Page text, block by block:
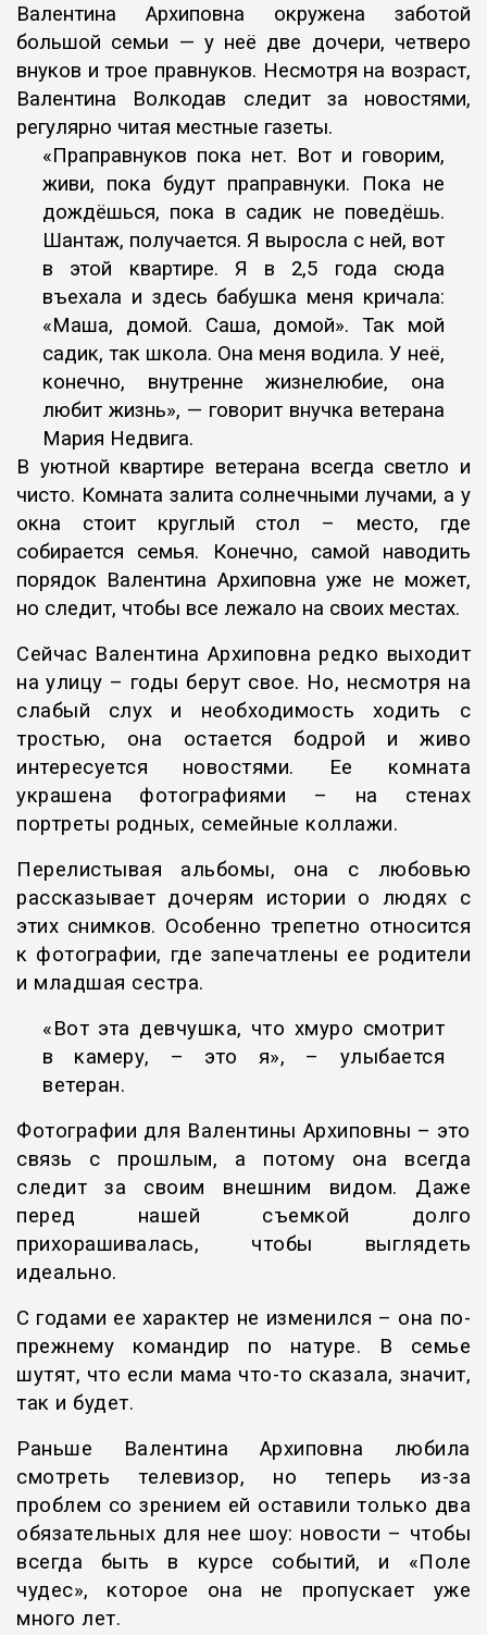
Валентина Архиповна окружена заботой
большой семьи — у неё две дочери, четверо
внуков и трое правнуков. Несмотря на возраст,
Валентина Волкодав следит за новостями,
регулярно читая местные газеты.
«Праправнуков пока нет. Вот и говорим,
живи, пока будут праправнуки. Пока не
дождёшься, пока в садик не поведёшь.
Шантаж, получается. Я выросла с ней, вот
в этой квартире. Я в 2,5 года сюда
въехала и здесь бабушка меня кричала:
«Маша, домой. Саша, домой».
Так мой
садик, так школа. Она меня водила. У неё,
конечно, внутренне жизнелюбие, она
любит жизнь», — говорит внучка ветерана
Мария Недвига.
В уютной квартире ветерана всегда светло и
чисто. Комната залита солнечными лучами, а у
окна стоит круглый стол – место, где
собирается семья. Конечно, самой наводить
порядок Валентина Архиповна уже не может,
но следит, чтобы все лежало на своих местах.
Сейчас Валентина Архиповна редко выходит
на улицу – годы берут свое. Но, несмотря на
слабый слух и необходимость ходить с
тростью, она остается бодрой и живо
интересуется новостями. Ее комната
украшена фотографиями – на стенах
портреты родных, семейные коллажи.
Перелистывая альбомы, она с любовью
рассказывает дочерям истории о людях с
этих снимков. Особенно трепетно относится
к фотографии, где запечатлены ее родители
и младшая сестра.
«Вот эта девчушка, что хмуро смотрит
в камеру, – это я», – улыбается
ветеран.
Фотографии для Валентины Архиповны – это
связь с прошлым, а потому она всегда
следит за своим внешним видом. Даже
перед нашей съемкой долго
прихорашивалась, чтобы выглядеть
идеально.
С годами ее характер не изменился – она по-
прежнему командир по натуре. В семье
шутят, что если мама что-то сказала, значит,
так и будет.
Раньше Валентина Архиповна любила
смотреть телевизор, но теперь из-за
проблем со зрением ей оставили только два
обязательных для нее шоу: новости – чтобы
всегда быть в курсе событий, и «Поле
чудес», которое она не пропускает уже
много лет.